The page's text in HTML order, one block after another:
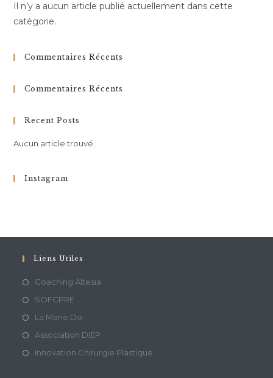
Il n’y a aucun article publié actuellement dans cette
catégorie.
Commentaires Récents
Commentaires Récents
Recent Posts
Aucun article trouvé.
Instagram
Liens Utiles
Coaching Altesia
SOFCPRE
La Marie Do
Association DIEP
Innovation Chirurgie Plastique